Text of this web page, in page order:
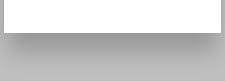
Entdecken Sie hier unsere Bastelsets und viele Artikel rund